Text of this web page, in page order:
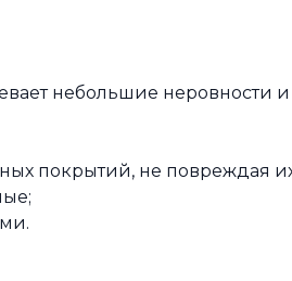
небольшие неровности и
покрытий, не повреждая